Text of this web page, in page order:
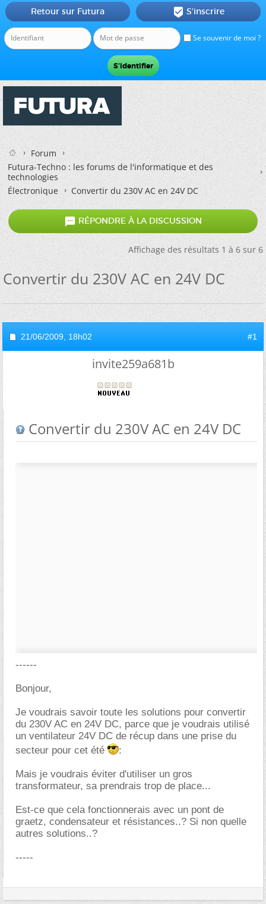
Se souvenir de moi ?
Retour sur Futura  S'inscrire
Forum
Futura-Techno : les forums de l'informatique et des
technologies
Électronique
Convertir du 230V AC en 24V DC
 RÉPONDRE À LA DISCUSSION
Affichage des résultats 1 à 6 sur 6
Convertir du 230V AC en 24V DC
21/06/2009, 18h02 #1
invite259a681b
Convertir du 230V AC en 24V DC
------
Bonjour,
Je voudrais savoir toute les solutions pour convertir
du 230V AC en 24V DC, parce que je voudrais utilisé
un ventilateur 24V DC de récup dans une prise du
secteur pour cet été
:
Mais je voudrais éviter d'utiliser un gros
transformateur, sa prendrais trop de place...
Est-ce que cela fonctionnerais avec un pont de
graetz, condensateur et résistances..? Si non quelle
autres solutions..?
-----